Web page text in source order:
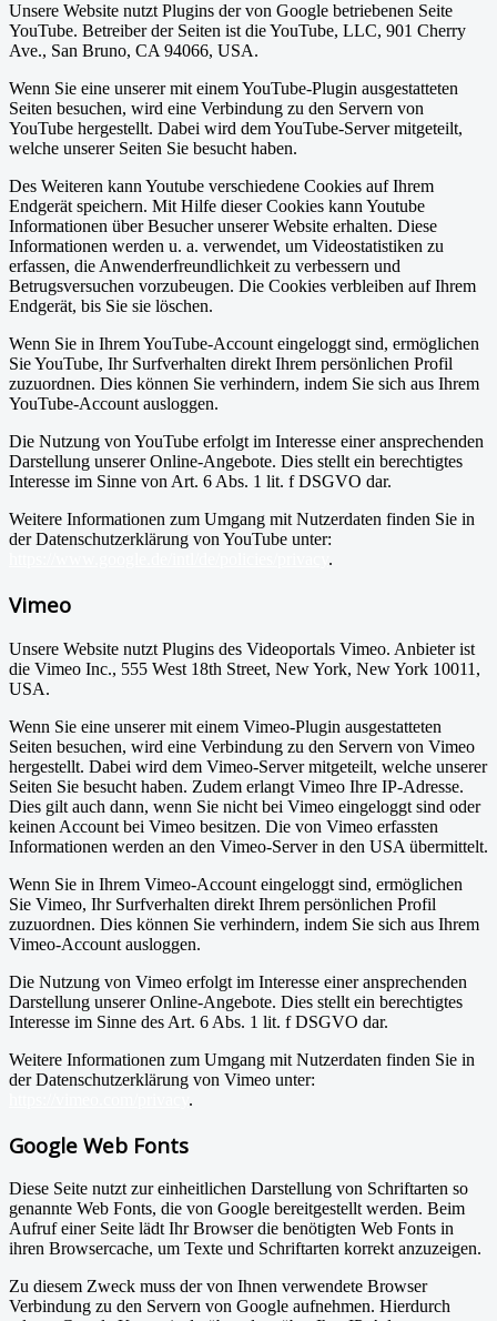
Unsere Website nutzt Plugins der von Google betriebenen Seite
YouTube. Betreiber der Seiten ist die YouTube, LLC, 901 Cherry
Ave., San Bruno, CA 94066, USA.
Wenn Sie eine unserer mit einem YouTube-Plugin ausgestatteten
Seiten besuchen, wird eine Verbindung zu den Servern von
YouTube hergestellt. Dabei wird dem YouTube-Server mitgeteilt,
welche unserer Seiten Sie besucht haben.
Des Weiteren kann Youtube verschiedene Cookies auf Ihrem
Endgerät speichern. Mit Hilfe dieser Cookies kann Youtube
Informationen über Besucher unserer Website erhalten. Diese
Informationen werden u. a. verwendet, um Videostatistiken zu
erfassen, die Anwenderfreundlichkeit zu verbessern und
Betrugsversuchen vorzubeugen. Die Cookies verbleiben auf Ihrem
Endgerät, bis Sie sie löschen.
Wenn Sie in Ihrem YouTube-Account eingeloggt sind, ermöglichen
Sie YouTube, Ihr Surfverhalten direkt Ihrem persönlichen Profil
zuzuordnen. Dies können Sie verhindern, indem Sie sich aus Ihrem
YouTube-Account ausloggen.
Die Nutzung von YouTube erfolgt im Interesse einer ansprechenden
Darstellung unserer Online-Angebote. Dies stellt ein berechtigtes
Interesse im Sinne von Art. 6 Abs. 1 lit. f DSGVO dar.
Weitere Informationen zum Umgang mit Nutzerdaten finden Sie in
der Datenschutzerklärung von YouTube unter:
.
Vimeo
Unsere Website nutzt Plugins des Videoportals Vimeo. Anbieter ist
die Vimeo Inc., 555 West 18th Street, New York, New York 10011,
USA.
Wenn Sie eine unserer mit einem Vimeo-Plugin ausgestatteten
Seiten besuchen, wird eine Verbindung zu den Servern von Vimeo
hergestellt. Dabei wird dem Vimeo-Server mitgeteilt, welche unserer
Seiten Sie besucht haben. Zudem erlangt Vimeo Ihre IP-Adresse.
Dies gilt auch dann, wenn Sie nicht bei Vimeo eingeloggt sind oder
keinen Account bei Vimeo besitzen. Die von Vimeo erfassten
Informationen werden an den Vimeo-Server in den USA übermittelt.
Wenn Sie in Ihrem Vimeo-Account eingeloggt sind, ermöglichen
Sie Vimeo, Ihr Surfverhalten direkt Ihrem persönlichen Profil
zuzuordnen. Dies können Sie verhindern, indem Sie sich aus Ihrem
Vimeo-Account ausloggen.
Die Nutzung von Vimeo erfolgt im Interesse einer ansprechenden
Darstellung unserer Online-Angebote. Dies stellt ein berechtigtes
Interesse im Sinne des Art. 6 Abs. 1 lit. f DSGVO dar.
Weitere Informationen zum Umgang mit Nutzerdaten finden Sie in
der Datenschutzerklärung von Vimeo unter:
.
Google Web Fonts
Diese Seite nutzt zur einheitlichen Darstellung von Schriftarten so
genannte Web Fonts, die von Google bereitgestellt werden. Beim
Aufruf einer Seite lädt Ihr Browser die benötigten Web Fonts in
ihren Browsercache, um Texte und Schriftarten korrekt anzuzeigen.
Zu diesem Zweck muss der von Ihnen verwendete Browser
Verbindung zu den Servern von Google aufnehmen. Hierdurch